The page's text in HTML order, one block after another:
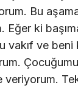
Bu
Eğer ki
vakıf ve beni
veriyorum.